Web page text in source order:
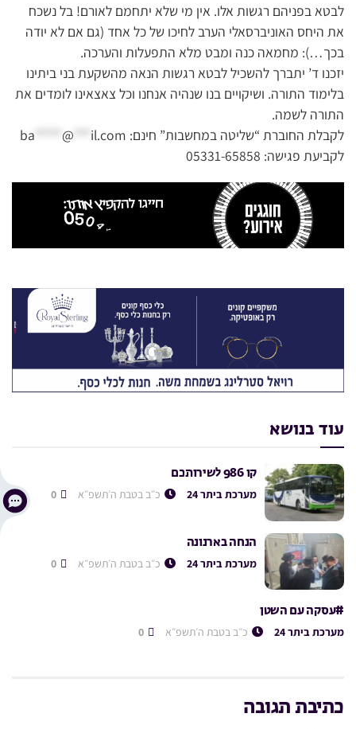
לבטא בפניהם רגשות אלו. אין מי שלא יתחמם לאורם! בל נשכח
את היחס האוניברסאלי הערב לחיכו של כל אחד (גם אם לא יודה
בכך…): מחמאה כנה ומבט מלא התפעלות והערכה.
יזכנו ד’ יתברך להשכיל לבטא רגשות הנאה מהשקעת בני ביתינו
בלימוד התורה. ושיקויים בנו שנהיה אנחנו וכל צאצאינו לומדים את
התורה לשמה.
לקבלת החוברת “שליטה במחשבות” חינם:
ba @
il.com
לקביעת פגישה: 05331-65858
עוד בנושא
קו 986 לשירותכם
מערכת ביתר 24 כ״ב בטבת ה׳תשפ״א
הנחה בארנונה
מערכת ביתר 24 כ״ב בטבת ה׳תשפ״א
#עסקה עם השטן
מערכת ביתר 24 כ״ב בטבת ה׳תשפ״א
כתיבת תגובה